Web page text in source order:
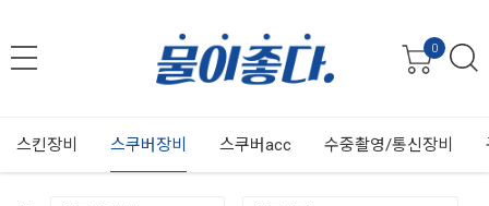
0
스킨장비 스쿠버장비 스쿠버acc 수중촬영/통신장비